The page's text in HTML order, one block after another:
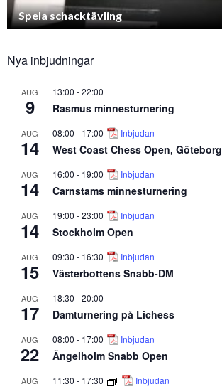
Spela schacktävling
Nya inbjudningar
AUG
9
13:00 -22:00
Rasmus minnesturnering
AUG
14
08:00 - 17:00 Inbjudan
West Coast Chess Open, Göteborg
AUG
14
16:00 - 19:00 Inbjudan
Carnstams minnesturnering
AUG
14
19:00 -23:00 Inbjudan
Stockholm Open
AUG
15
09:30 - 16:30 Inbjudan
Västerbottens Snabb-DM
AUG
17
18:30 -20:00
Damturnering på Lichess
AUG
22
08:00 - 17:00 Inbjudan
Ängelholm Snabb Open
AUG 11:30 - 17:30 Inbjudan